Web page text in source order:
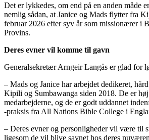
Det er lykkedes, om end på en anden måde
nemlig sådan, at Janice og Mads flytter fra
februar 2026 efter syv år som missionærer i
Provins.
Deres evner vil komme til gavn
Generalsekretær Arngeir Langås er glad for
– Mads og Janice har arbejdet dedikeret,
Kipili og Sumbawanga siden 2018. De er
medarbejderne, og de er godt uddannet
-praksis fra All Nations Bible College i
– Deres evner og personligheder vil være til
ligesom de vil blive savnet hos deres